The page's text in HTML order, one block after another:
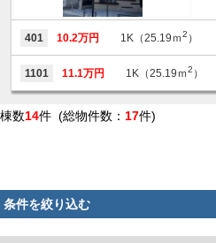
401 10.2万円 1K（25.19ｍ2 ）
1101 11.1万円 1K（25.19ｍ2 ）
棟数14件 (総物件数： 17件)
条件を絞り込む